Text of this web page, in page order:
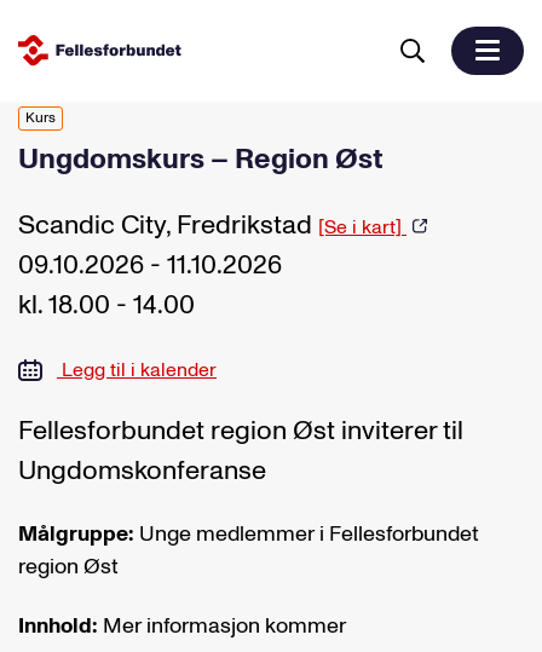
Kurs
Ungdomskurs – Region Øst
Scandic City, Fredrikstad [Se i kart]
09.10.2026 - 11.10.2026
kl. 18.00 - 14.00
Legg til i kalender
Fellesforbundet region Øst inviterer til
Ungdomskonferanse
Målgruppe: Unge medlemmer i Fellesforbundet
region Øst
Innhold: Mer informasjon kommer